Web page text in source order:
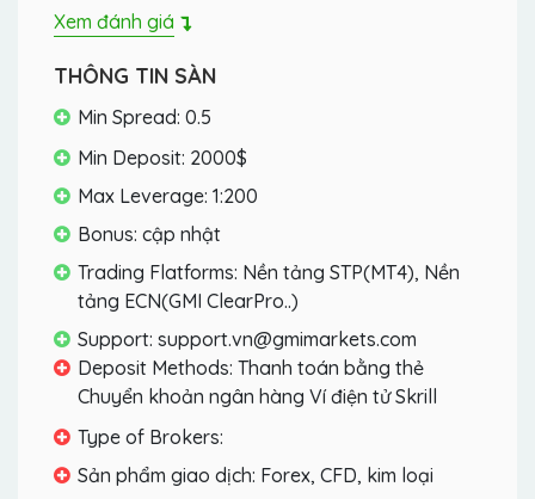
Xem đánh giá
THÔNG TIN SÀN
Min Spread: 0.5
Min Deposit: 2000$
Max Leverage: 1:200
Bonus: cập nhật
Trading Flatforms: Nền tảng STP(MT4), Nền
tảng ECN(GMI ClearPro..)
Support: support.vn@gmimarkets.com
Deposit Methods: Thanh toán bằng thẻ
Chuyển khoản ngân hàng Ví điện tử Skrill
Type of Brokers:
Sản phẩm giao dịch: Forex, CFD, kim loại